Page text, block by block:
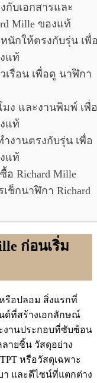
กับเอกสารและ
Mille ของแท้
นักให้ตรงกับรุ่น เพื่
แท้
เรือน เพื่อดู นาฬิกา
ง และงานพิมพ์ เพื่อ
แท้
งานตรงกับรุ่น เพื่อ
แท้
Richard Mille
ช็กนาฬิกา Richard
ก่อนเริ่ม
รือปลอม สิ่งแรกที่
นด์ที่สร้างเอกลักษณ์
งานประกอบที่ซับซ้อน
ายชิ้น วัสดุอย่าง
TPT หรือวัสดุเฉพาะ
า และดีไซน์ที่แตกต่าง